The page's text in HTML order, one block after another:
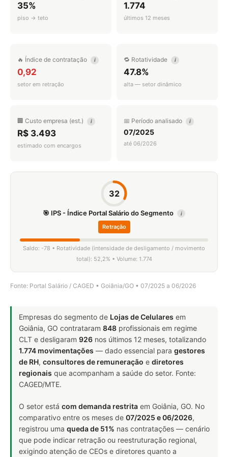
35%
piso → teto
1.774
últimos 12 meses
🔥 Índice de contratação i
0,92
setor em retração
🔁 Rotatividade i
47.8%
alta — setor dinâmico
🏢 Custo empresa (est.) i
R$ 3.493
estimado com encargos
📅 Período analisado i
07/2025
até 06/2026
32
🎯 IPS - Índice Portal Salário do Segmento i
Retração
Saldo: -78 • Rotatividade (intensidade de desligamento / movimento
total): 52,2% • Volume: 1.774
Fonte: Portal Salário / CAGED • Goiânia/GO • 07/2025 a 06/2026
Empresas do segmento de Lojas de Celulares em
Goiânia, GO contrataram 848 profissionais em regime
CLT e desligaram 926 nos últimos 12 meses, totalizando
1.774 movimentações — dado essencial para gestores
de RH, consultores de remuneração e diretores
regionais que acompanham a saúde do setor. Fonte:
CAGED/MTE.
O setor está com demanda restrita em Goiânia, GO. No
comparativo entre os meses de 07/2025 e 06/2026,
registrou uma queda de 51% nas contratações — cenário
que pode indicar retração ou reestruturação regional,
exigindo atenção de CEOs e diretores quanto a